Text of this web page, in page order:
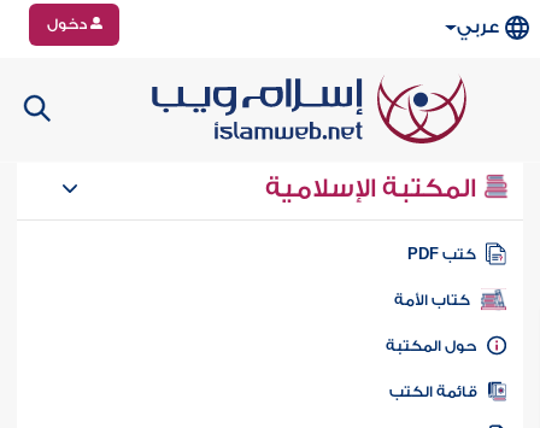
عربي دخول
المكتبة الإسلامية
كتب PDF
كتاب الأمة
المكتبة